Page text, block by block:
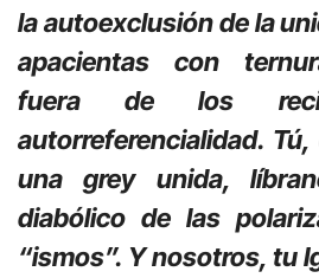
la autoexclusión de la
apacientas con
fuera de los
autorreferencialidad.
una grey unida,
diabólico de las
“ismos”. Y nosotros, tu